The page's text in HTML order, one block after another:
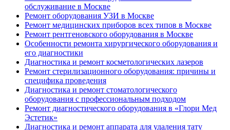
обслуживание в Москве
Ремонт оборудования УЗИ в Москве
Ремонт медицинских приборов всех типов в Москве
Ремонт рентгеновского оборудования в Москве
Особенности ремонта хирургического оборудования и
его диагностики
Диагностика и ремонт косметологических лазеров
Ремонт стерилизационного оборудования: причины и
специфика проведения
Диагностика и ремонт стоматологического
оборудования с профессиональным подходом
Ремонт диагностического оборудования в «Глори Мед
Эстетик»
Диагностика и ремонт аппарата для удаления тату